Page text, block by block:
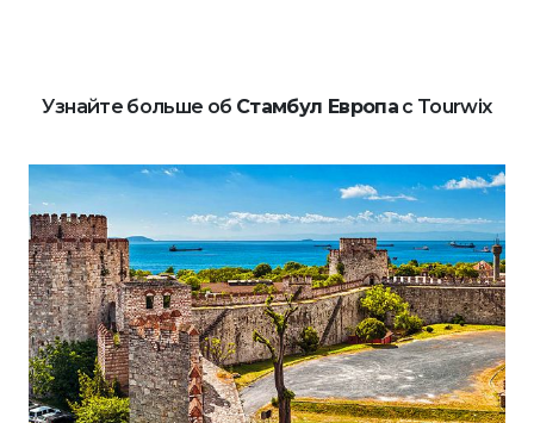
Узнайте больше об Стамбул Европас Tourwix